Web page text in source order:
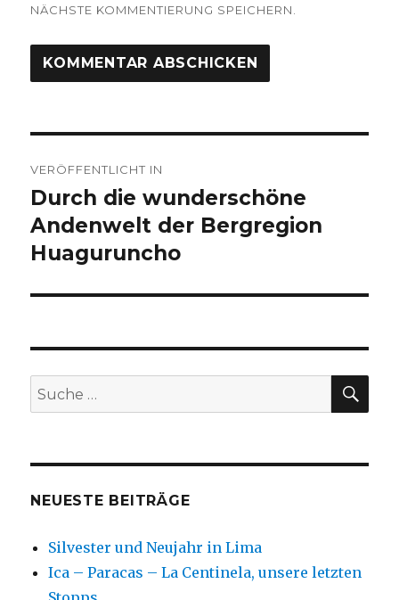
NÄCHSTE KOMMENTIERUNG SPEICHERN.
Navigation
VERÖFFENTLICHT IN
Durch die wunderschöne
Andenwelt der Bergregion
Huaguruncho
Suche
nach:
NEUESTE BEITRÄGE
Silvester und Neujahr in Lima
Ica – Paracas – La Centinela, unsere letzten